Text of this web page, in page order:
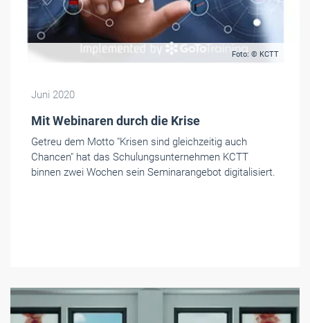
Foto: © KCTT
Juni 2020
Mit Webinaren durch die Krise
Getreu dem Motto "Krisen sind gleichzeitig auch
Chancen" hat das Schulungsunternehmen KCTT
binnen zwei Wochen sein Seminarangebot digitalisiert.